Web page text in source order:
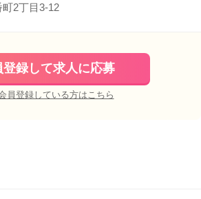
2丁目3-12
登録して求人に応募
員登録している方はこちら